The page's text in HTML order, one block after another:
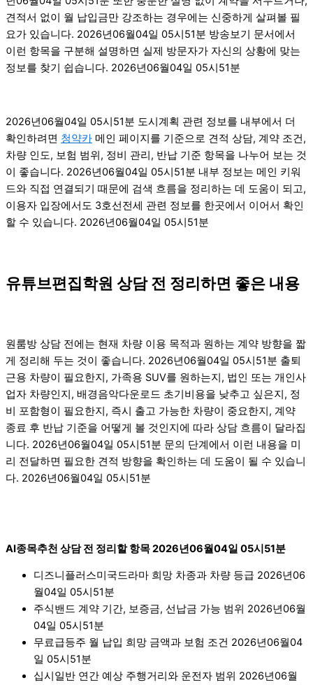
견적서 없이 월 납입금만 강조하는 경우에는 신중하게 살펴볼 필
요가 있습니다. 2026년06월04일 05시51분 방송보기 문서에서
이런 항목을 구분해 설명하면 실제 방문자가 자신의 상황에 맞는
정보를 찾기 쉽습니다. 2026년06월04일 05시51분
2026년06월04일 05시51분 도시계획 관련 정보를 내부에서 더
확인하려면 청약카 메인 페이지를 기준으로 견적 상담, 계약 조건,
차량 인도, 보험 범위, 정비 관리, 반납 기준 항목을 나누어 보는 것
이 좋습니다. 2026년06월04일 05시51분 내부 정보는 메인 키워
드와 직접 연결되기 때문에 검색 흐름을 정리하는 데 도움이 되고,
이용자 입장에서도 3호선전세 관련 정보를 한곳에서 이어서 확인
할 수 있습니다. 2026년06월04일 05시51분
유튜브편집학원 상담 전 정리하면 좋은 내용
원룸방 상담 전에는 현재 차량 이용 목적과 원하는 계약 방향을 짧
게 정리해 두는 것이 좋습니다. 2026년06월04일 05시51분 출퇴
근용 차량이 필요한지, 가족용 SUV를 원하는지, 법인 또는 개인사
업자 차량인지, 배경음악다운로드 초기비용을 낮추고 싶은지, 정
비 포함형이 필요한지, 즉시 출고 가능한 차량이 중요한지, 계약
종료 후 반납 기준을 어떻게 볼 것인지에 따라 상담 흐름이 달라집
니다. 2026년06월04일 05시51분 문의 단계에서 이런 내용을 미
리 전달하면 필요한 견적 방향을 확인하는 데 도움이 될 수 있습니
다. 2026년06월04일 05시51분
AI종목추천 상담 전 정리할 항목 2026년06월04일 05시51분
디즈니플러스미국드라마 희망 차종과 차량 등급 2026년06
월04일 05시51분
주식밴드 계약 기간, 보증금, 선납금 가능 범위 2026년06월
04일 05시51분
무료급등주 월 납입 희망 금액과 보험 조건 2026년06월04
일 05시51분
십시일반 연간 예상 주행거리와 운전자 범위 2026년06월